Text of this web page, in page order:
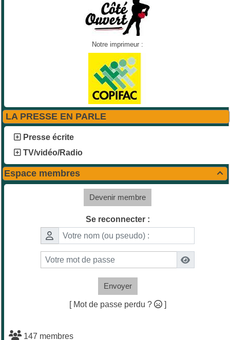
Notre imprimeur :
LA PRESSE EN PARLE
Presse écrite
TV/vidéo/Radio

Espace membres
Devenir membre
Se reconnecter :
Envoyer
[ Mot de passe perdu ? ]
147 membres